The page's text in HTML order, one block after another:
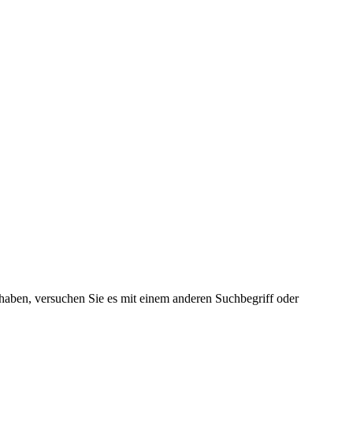
versuchen Sie es mit einem anderen Suchbegriff oder